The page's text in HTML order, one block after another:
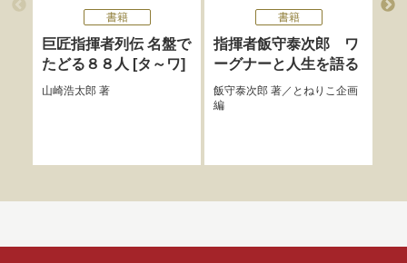
書籍
巨匠指揮者列伝 名盤で
たどる８８人 [タ～ワ]
山崎浩太郎著
書籍
指揮者飯守泰次郎 ワ
ーグナーと人生を語る
飯守泰次郎著／ とねりこ企画
編